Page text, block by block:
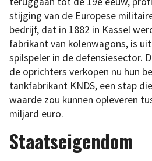
stijging van de Europese
bedrijf, dat in 1882 in Kassel
fabrikant van kolenwagons, is
spilspeler in de defensiesector.
de oprichters verkopen nu hun
tankfabrikant KNDS, een stap
waarde zou kunnen opleveren
miljard euro.
Staatseigendom